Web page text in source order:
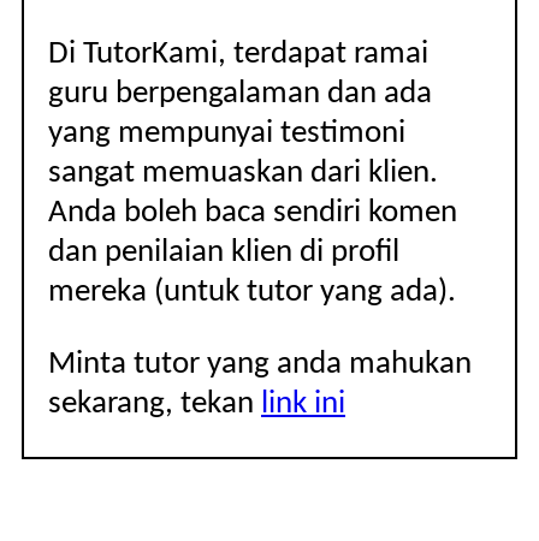
Di TutorKami, terdapat ramai
guru berpengalaman dan ada
yang mempunyai testimoni
sangat memuaskan dari klien.
Anda boleh baca sendiri komen
dan penilaian klien di profil
mereka (untuk tutor yang ada).
Minta tutor yang anda mahukan
sekarang, tekan link ini